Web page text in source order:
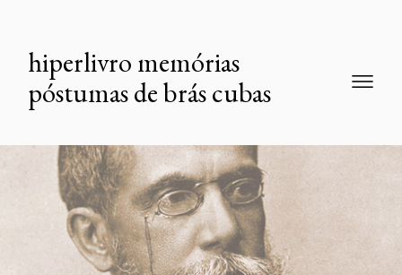
hiperlivro memórias
póstumas de brás cubas